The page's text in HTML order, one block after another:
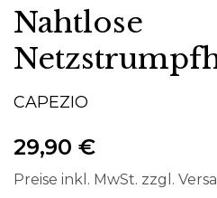
Nahtlose
CAPEZIO
29,90 €
Preise inkl. MwSt. zzgl.